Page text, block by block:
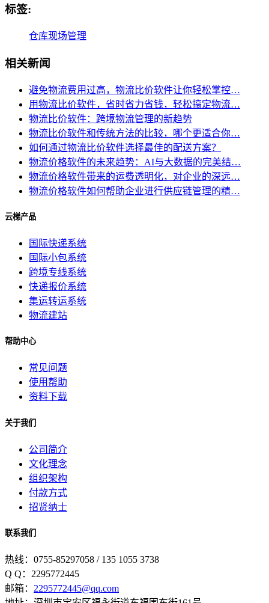
标签:
仓库现场管理
相关新闻
避免物流费用过高，物流比价软件让你轻松掌控…
用物流比价软件，省时省力省钱，轻松搞定物流…
物流比价软件：跨境物流管理的新趋势
物流比价软件和传统方法的比较，哪个更适合你…
如何通过物流比价软件选择最佳的配送方案？
物流价格软件的未来趋势：AI与大数据的完美结…
物流价格软件带来的运费透明化，对企业的深远…
物流价格软件如何帮助企业进行供应链管理的精…
云梯产品
国际快递系统
国际小包系统
跨境专线系统
快递报价系统
集运转运系统
物流建站
帮助中心
常见问题
使用帮助
资料下载
关于我们
公司简介
文化理念
组织架构
付款方式
招贤纳士
联系我们
热线：0755-85297058 / 135 1055 3738
Q Q：2295772445
邮箱： 2295772445@qq.com